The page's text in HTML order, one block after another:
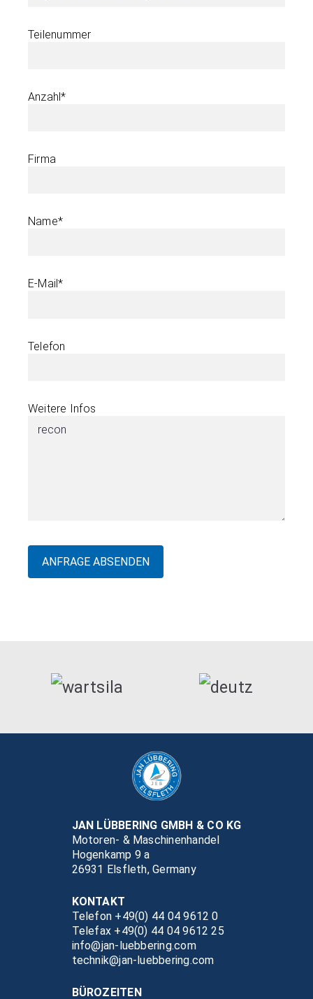
Teilenummer
Anzahl*
Firma
Name*
E-Mail*
Telefon
Weitere Infos
JAN LÜBBERING GMBH & CO KG
Motoren- & Maschinenhandel
Hogenkamp 9 a
26931 Elsfleth, Germany
KONTAKT
Telefon +49(0) 44 04 9612 0
Telefax +49(0) 44 04 9612 25
info@jan-luebbering.com
technik@jan-luebbering.com
BÜROZEITEN